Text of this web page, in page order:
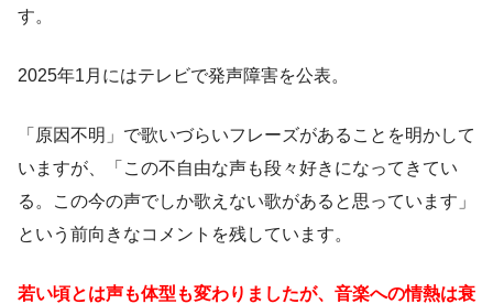
す。
2025年1月にはテレビで発声障害を公表。
「原因不明」で歌いづらいフレーズがあることを明かして
いますが、「この不自由な声も段々好きになってきてい
る。この今の声でしか歌えない歌があると思っています」
という前向きなコメントを残しています。
若い頃とは声も体型も変わりましたが、音楽への情熱は衰